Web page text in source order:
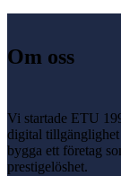
Om oss
Vi startade ETU
digital
bygga ett företag
prestigelöshet.